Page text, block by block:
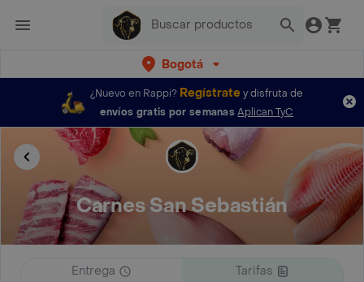
Bogotá
¿Nuevo en Rappi? Regístratey disfruta de
envíos gratis por semanas Aplican TyC
Carnes San Sebastián
Entrega
Tarifas